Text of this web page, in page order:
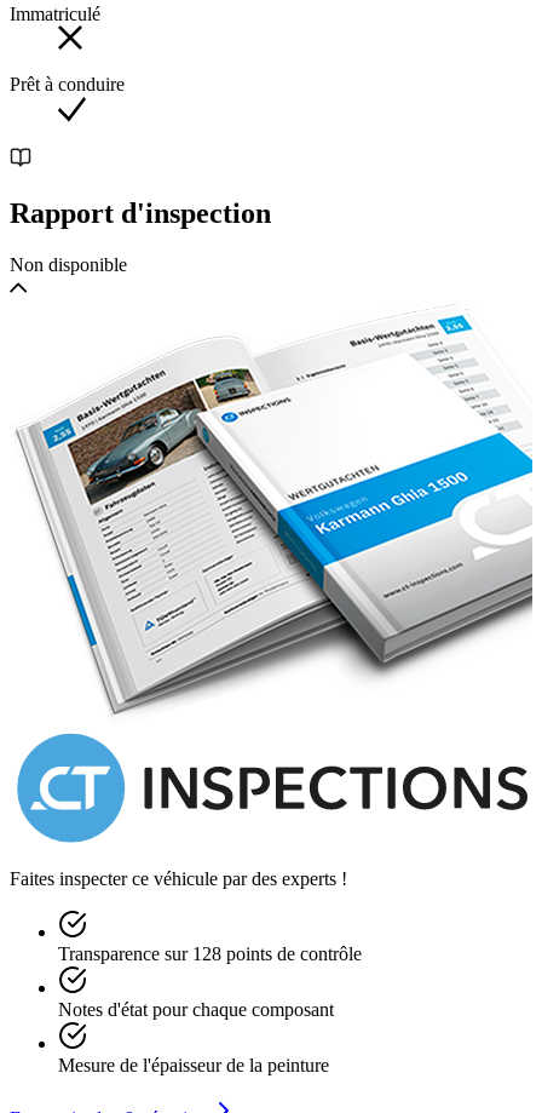
Immatriculé
Prêt à conduire
Rapport d'inspection
Non disponible
Faites inspecter ce véhicule par des experts !
Transparence sur 128 points de contrôle
Notes d'état pour chaque composant
Mesure de l'épaisseur de la peinture